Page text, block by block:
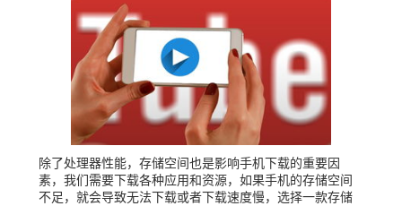
除了处理器性能，存储空间也是影响手机下载的重要因
素，我们需要下载各种应用和资源，如果手机的存储空间
不足，就会导致无法下载或者下载速度慢，选择一款存储